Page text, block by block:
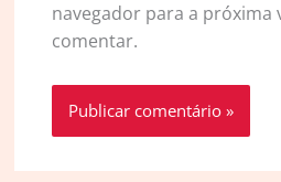
navegador para a próxima
comentar.